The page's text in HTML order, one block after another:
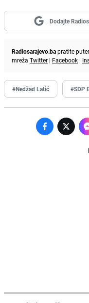
Dodajte
Radiosarajevo.bapratite
mreža Twitter | Facebook |
#Nedžad Latić #SDP